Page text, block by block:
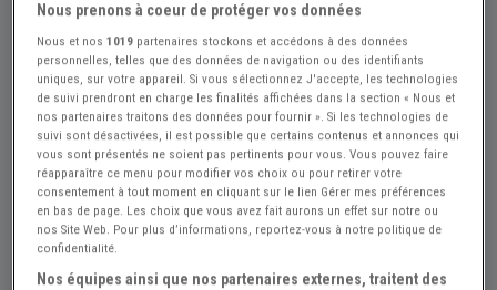
Réf : A885100 Publiée le : 08/07/2026
SOLEX 330 - 1953
Créer une alerte SOLEX 330
500 €
Vendeur Particulier
Nous prenons à coeur de protéger vos données
Nous et nos1019 partenaires stockons et accédons à des données
personnelles, telles que des données de navigation ou des identifiants
uniques, sur votre appareil. Si vous sélectionnez J'accepte, les technologies
de suivi prendront en charge les finalités affichées dans la section « Nous et
nos partenaires traitons des données pour fournir ». Si les technologies de
suivi sont désactivées, il est possible que certains contenus et annonces qui
vous sont présentés ne soient pas pertinents pour vous. Vous pouvez faire
réapparaître ce menu pour modifier vos choix ou pour retirer votre
consentement à tout moment en cliquant sur le lien Gérer mes préférences
en bas de page. Les choix que vous avez fait aurons un effet sur notre ou
nos Site Web. Pour plus d’informations, reportez-vous à notre politique de
confidentialité.
Nos équipes ainsi que nos partenaires externes, traitent des